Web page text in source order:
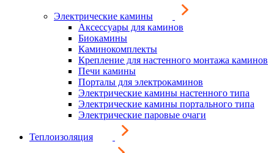
Электрические камины
Аксессуары для каминов
Биокамины
Каминокомплекты
Крепление для настенного монтажа каминов
Печи камины
Порталы для электрокаминов
Электрические камины настенного типа
Электрические камины портального типа
Электрические паровые очаги
Теплоизоляция